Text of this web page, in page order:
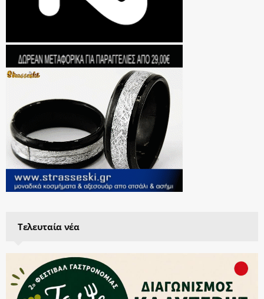
Τελευταία νέα